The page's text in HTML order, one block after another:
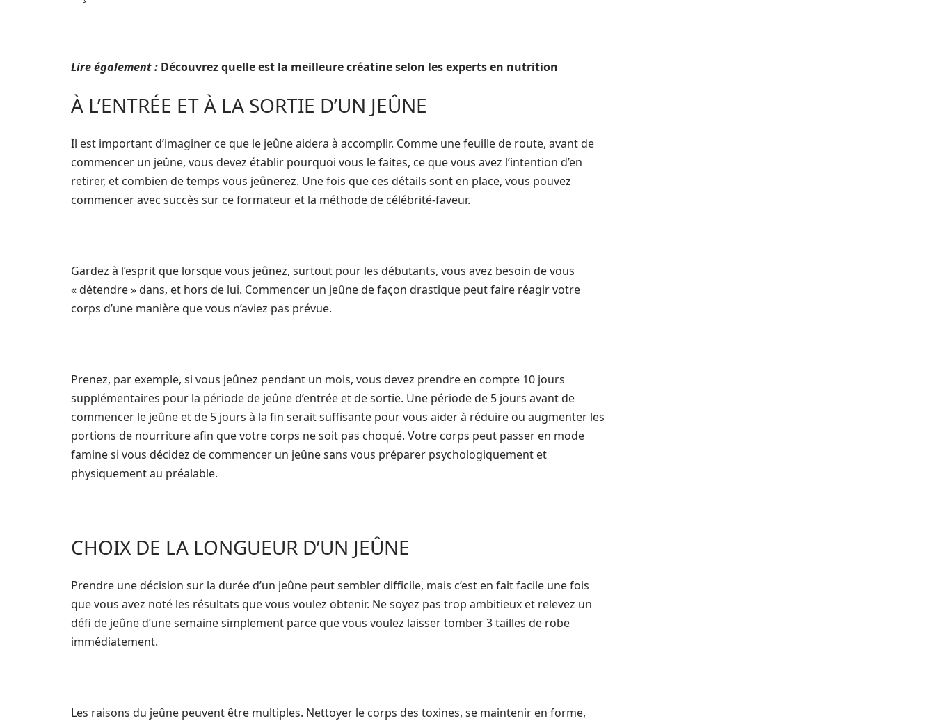
Lire également : Découvrez quelle est la meilleure créatine selon les experts en nutrition
À L’ENTRÉE ET À LA SORTIE D’UN JEÛNE
Il est important d’imaginer ce que le jeûne aidera à accomplir. Comme une feuille de route, avant de
commencer un jeûne, vous devez établir pourquoi vous le faites, ce que vous avez l’intention d’en
retirer, et combien de temps vous jeûnerez. Une fois que ces détails sont en place, vous pouvez
commencer avec succès sur ce formateur et la méthode de célébrité-faveur.
Gardez à l’esprit que lorsque vous jeûnez, surtout pour les débutants, vous avez besoin de vous
« détendre » dans, et hors de lui. Commencer un jeûne de façon drastique peut faire réagir votre
corps d’une manière que vous n’aviez pas prévue.
Prenez, par exemple, si vous jeûnez pendant un mois, vous devez prendre en compte 10 jours
supplémentaires pour la période de jeûne d’entrée et de sortie. Une période de 5 jours avant de
commencer le jeûne et de 5 jours à la fin serait suffisante pour vous aider à réduire ou augmenter les
portions de nourriture afin que votre corps ne soit pas choqué. Votre corps peut passer en mode
famine si vous décidez de commencer un jeûne sans vous préparer psychologiquement et
physiquement au préalable.
CHOIX DE LA LONGUEUR D’UN JEÛNE
Prendre une décision sur la durée d’un jeûne peut sembler difficile, mais c’est en fait facile une fois
que vous avez noté les résultats que vous voulez obtenir. Ne soyez pas trop ambitieux et relevez un
défi de jeûne d’une semaine simplement parce que vous voulez laisser tomber 3 tailles de robe
immédiatement.
Les raisons du jeûne peuvent être multiples. Nettoyer le corps des toxines, se maintenir en forme,